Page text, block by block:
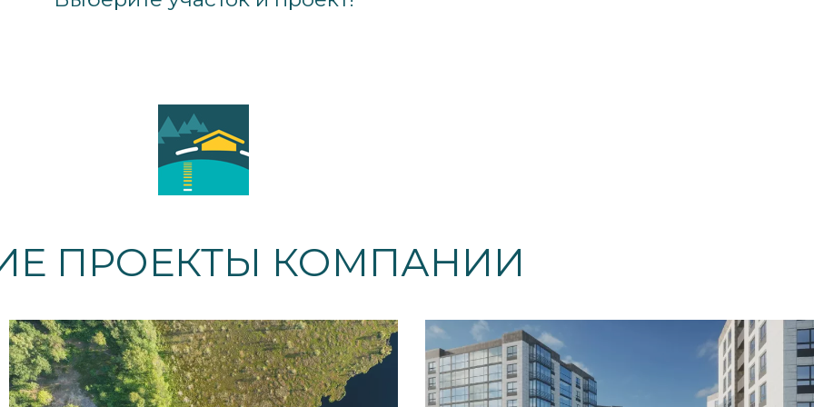
ПРОЕКТЫ КОМПАНИИ